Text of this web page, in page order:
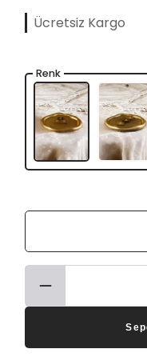
Ücretsiz Kargo
Renk